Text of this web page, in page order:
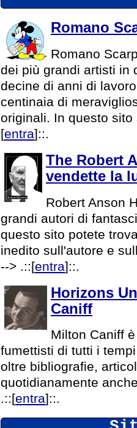
Romano
Romano
dei più grandi artisti in
decine di anni di
centinaia di
originali. In questo
[entra]::.
The Robert
vendette la
Robert Anson
grandi autori di
questo sito potete
inedito sull'autore e
--> .::[entra]::.
Horizons
Caniff
Milton Caniff
fumettisti di tutti i
oltre bibliografie,
quotidianamente
.::[entra]::.